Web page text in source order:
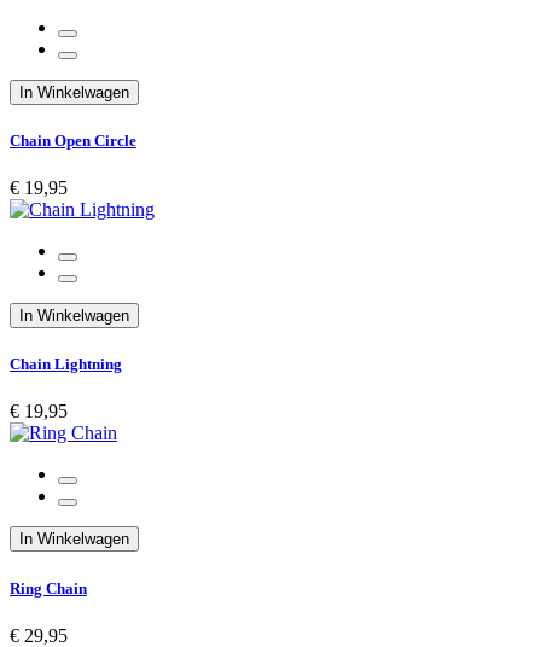
In Winkelwagen
Chain Open Circle
€ 19,95
In Winkelwagen
Chain Lightning
€ 19,95
In Winkelwagen
Ring Chain
€ 29,95